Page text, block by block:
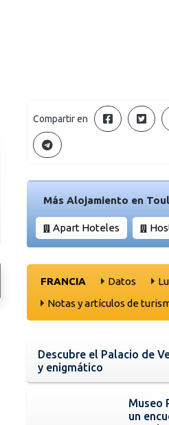
Compartir en
Más Alojamiento en
Apart Hoteles
FRANCIA Datos
Notas y artículos de
Descubre el Palacio de
y enigmático
Museo
un